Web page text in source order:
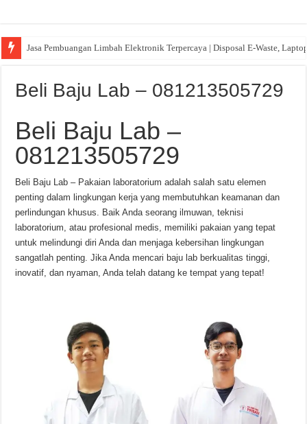
Jasa Pembuangan Limbah Elektronik Terpercaya | Disposal E-Waste,
Beli Baju Lab – 081213505729
Beli Baju Lab –
081213505729
Beli Baju Lab – Pakaian laboratorium adalah salah satu elemen
penting dalam lingkungan kerja yang membutuhkan keamanan dan
perlindungan khusus. Baik Anda seorang ilmuwan, teknisi
laboratorium, atau profesional medis, memiliki pakaian yang tepat
untuk melindungi diri Anda dan menjaga kebersihan lingkungan
sangatlah penting. Jika Anda mencari baju lab berkualitas tinggi,
inovatif, dan nyaman, Anda telah datang ke tempat yang tepat!